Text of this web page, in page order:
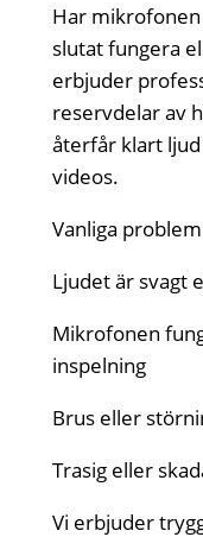
Har mikrofonen
slutat fungera
erbjuder
reservdelar av
återfår klart
videos.
Vanliga
Ljudet är svagt
Mikrofonen
inspelning
Brus eller
Trasig eller
Vi erbjuder